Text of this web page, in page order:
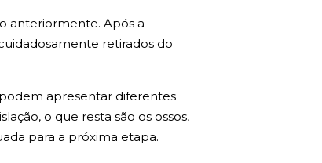
anteriormente. Após a
retirados do
apresentar diferentes
o que resta são os ossos,
para a próxima etapa.